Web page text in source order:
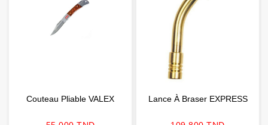
Couteau Pliable VALEX Lance À Braser EXPRESS